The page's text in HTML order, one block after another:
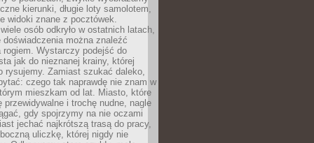
kierunki, długie loty samolotem,
widoki znane z pocztówek.
osób odkryło w ostatnich latach,
doświadczenia można znaleźć
rogiem. Wystarczy podejść do
jak do nieznanej krainy, której
rysujemy. Zamiast szukać daleko,
czego tak naprawdę nie znam w
mieszkam od lat. Miasto, które
przewidywalne i trochę nudne, nagle
gdy spojrzymy na nie oczami
jechać najkrótszą trasą do pracy,
uliczkę, której nigdy nie